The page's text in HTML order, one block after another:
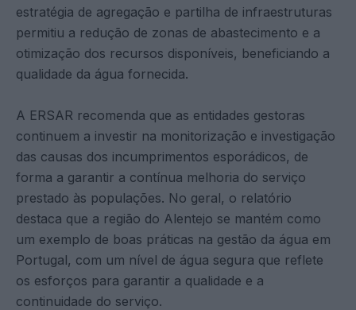
estratégia de agregação e partilha de infraestruturas
permitiu a redução de zonas de abastecimento e a
otimização dos recursos disponíveis, beneficiando a
qualidade da água fornecida.
A ERSAR recomenda que as entidades gestoras
continuem a investir na monitorização e investigação
das causas dos incumprimentos esporádicos, de
forma a garantir a contínua melhoria do serviço
prestado às populações. No geral, o relatório
destaca que a região do Alentejo se mantém como
um exemplo de boas práticas na gestão da água em
Portugal, com um nível de água segura que reflete
os esforços para garantir a qualidade e a
continuidade do serviço.